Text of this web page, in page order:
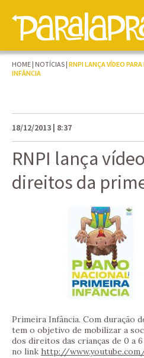
HOME | NOTÍCIAS | RNPI LANÇA VÍDEO
INFÂNCIA
18/12/2013 | 8:37
RNPI lança
direitos da
Primeira Infância. Com duração
tem o objetivo de mobilizar a
dos direitos das crianças de 0 a
no link http://